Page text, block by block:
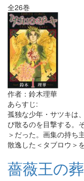
全26巻
作者：鈴木理華
あらすじ:
孤独な少年・サツキは
び散るのを目撃する。
＞だった。画集の持ち
散逸した＜タブロウ＞
薔薇王の